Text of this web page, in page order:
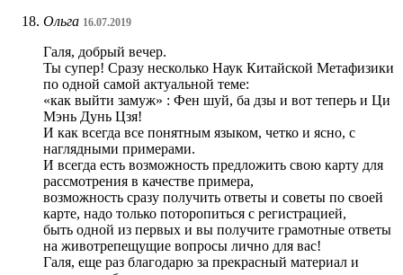
Ольга 16.07.2019
Галя, добрый вечер.
Ты супер! Сразу несколько Наук Китайской Метафизики
по одной самой актуальной теме:
«как выйти замуж» : Фен шуй, ба дзы и вот теперь и Ци
Мэнь Дунь Цзя!
И как всегда все понятным языком, четко и ясно, с
наглядными примерами.
И всегда есть возможность предложить свою карту для
рассмотрения в качестве примера,
возможность сразу получить ответы и советы по своей
карте, надо только поторопиться с регистрацией,
быть одной из первых и вы получите грамотные ответы
на животрепещущие вопросы лично для вас!
Галя, еще раз благодарю за прекрасный материал и